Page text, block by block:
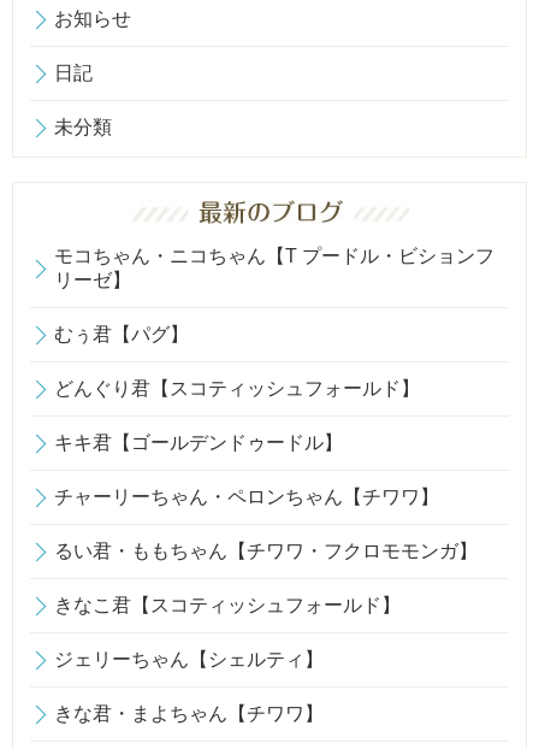
お知らせ
日記
未分類
モコちゃん・ニコちゃん【T プードル・ビションフ
リーゼ】
むぅ君【パグ】
どんぐり君【スコティッシュフォールド】
キキ君【ゴールデンドゥードル】
チャーリーちゃん・ペロンちゃん【チワワ】
るい君・ももちゃん【チワワ・フクロモモンガ】
きなこ君【スコティッシュフォールド】
ジェリーちゃん【シェルティ】
きな君・まよちゃん【チワワ】